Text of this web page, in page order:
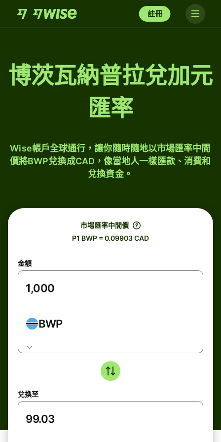
註冊
博茨瓦納普拉兌加元
匯率
Wise帳戶全球通行，讓你隨時隨地以市場匯率中間
價將BWP兌換成CAD，像當地人一樣匯款、消費和
兌換資金。
市場匯率中間價
P1 BWP = 0.09903 CAD
金額
BWP
兌換至